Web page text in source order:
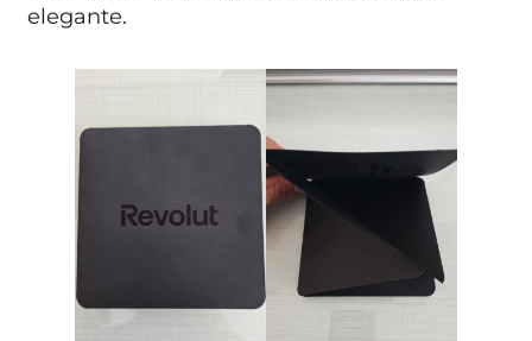
elegante.